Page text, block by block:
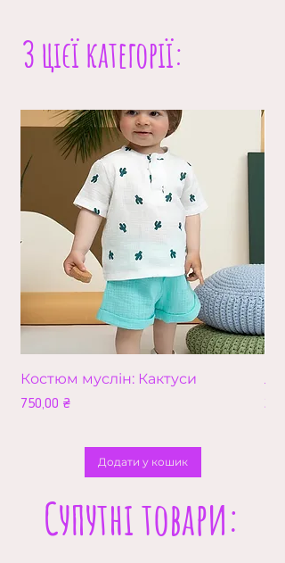
З цієї категорії:
Костюм муслін: Кактуси
Ціна
750,00 ₴
Додати у кошик
Ціна
Супутні товари: